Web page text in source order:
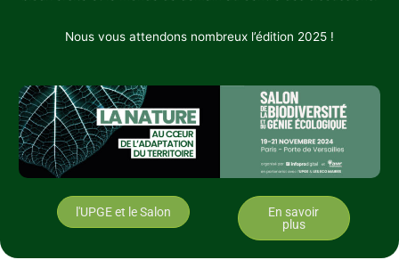
Nous vous attendons nombreux l’édition 2025 !
l'UPGE et le Salon
En savoir
plus